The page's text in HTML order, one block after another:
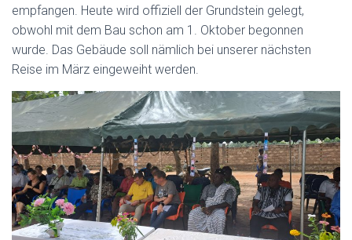
empfangen. Heute wird offiziell der Grundstein gelegt,
obwohl mit dem Bau schon am 1. Oktober begonnen
wurde. Das Gebäude soll nämlich bei unserer nächsten
Reise im März eingeweiht werden.